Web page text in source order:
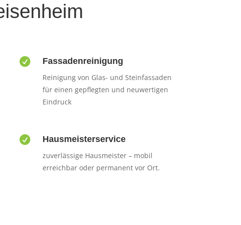
 Fassadenreinigung
Reinigung von Glas- und Steinfassaden
für einen gepflegten und neuwertigen
Eindruck
 Hausmeisterservice
zuverlässige Hausmeister – mobil
erreichbar oder permanent vor Ort.